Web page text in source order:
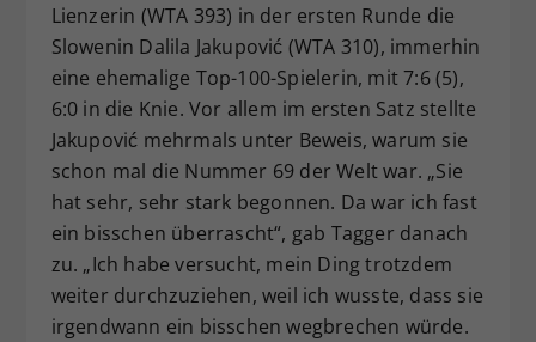
Lienzerin (WTA 393) in der ersten Runde die
Slowenin Dalila Jakupović (WTA 310), immerhin
eine ehemalige Top-100-Spielerin, mit 7:6 (5),
6:0 in die Knie. Vor allem im ersten Satz stellte
Jakupović mehrmals unter Beweis, warum sie
schon mal die Nummer 69 der Welt war. „Sie
hat sehr, sehr stark begonnen. Da war ich fast
ein bisschen überrascht“, gab Tagger danach
zu. „Ich habe versucht, mein Ding trotzdem
weiter durchzuziehen, weil ich wusste, dass sie
irgendwann ein bisschen wegbrechen würde.